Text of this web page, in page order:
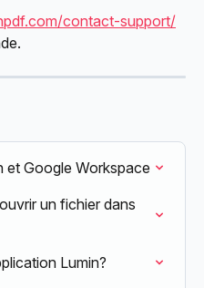
contact-support/
et Google Workspace
un fichier dans
Lumin?